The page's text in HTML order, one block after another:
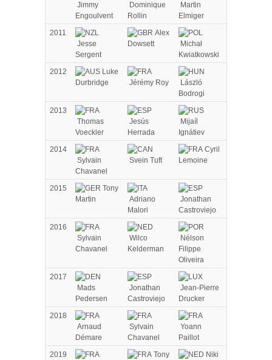
Jimmy
Engoulvent
Dominique
Rollin
Martin
Elmiger
2011
Jesse
Sergent
Alex
Dowsett
Michał
Kwiatkowski
2012
Luke
Durbridge
Jérémy Roy
László
Bodrogi
2013
Thomas
Voeckler
Jesús
Herrada
Mijaíl
Ignátiev
2014
Sylvain
Chavanel
Svein Tuft
Cyril
Lemoine
2015
Tony
Martin
Adriano
Malori
Jonathan
Castroviejo
2016
Sylvain
Chavanel
Wilco
Kelderman
Nélson
Filippe
Oliveira
2017
Mads
Pedersen
Jonathan
Castroviejo
Jean-Pierre
Drucker
2018
Arnaud
Démare
Sylvain
Chavanel
Yoann
Paillot
2019
Tony
Niki